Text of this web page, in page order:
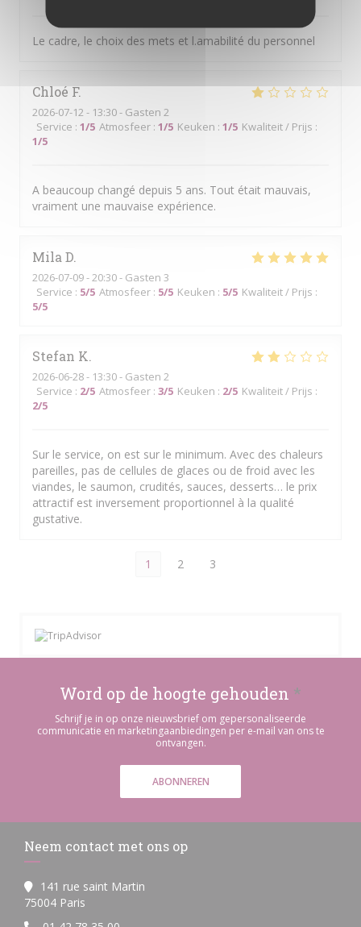
Le cadre, le choix des mets et l.amabilité du personnel
ChloéF
2026-07-12 - 13:30 - Gasten 2
Service : 1/5 Atmosfeer : 1/5 Keuken : 1/5 Kwaliteit / Prijs :
1/5
A beaucoup changé depuis 5 ans. Tout était mauvais,
vraiment une mauvaise expérience.
Mila D
2026-07-09- 20:30 - Gasten 3
Service : 5/5 Atmosfeer : 5/5 Keuken : 5/5 Kwaliteit / Prijs :
5/5
Stefan K
2026-06-28- 13:30 - Gasten 2
Service : 2/5 Atmosfeer : 3/5 Keuken : 2/5 Kwaliteit / Prijs :
2/5
Sur le service, on est sur le minimum. Avec des chaleurs
pareilles, pas de cellules de glaces ou de froid avec les
viandes, le saumon, crudités, sauces, desserts… le prix
attractif est inversement proportionnel à la qualité
gustative.
1 2 3
Word op de hoogte gehouden *
Schrijf je in op onze nieuwsbrief om gepersonaliseerde
communicatie en marketingaanbiedingen per e-mail van ons te
ontvangen.
ABONNEREN
Neem contact met ons op
141 rue saint Martin
75004 Paris